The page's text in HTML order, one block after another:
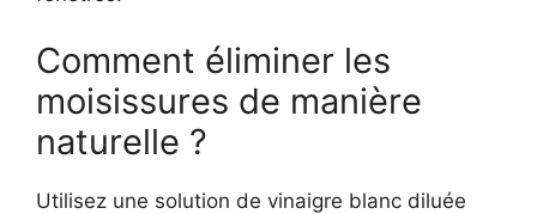
Comment éliminer les
moisissures de manière
naturelle ?
Utilisez une solution de vinaigre blanc diluée